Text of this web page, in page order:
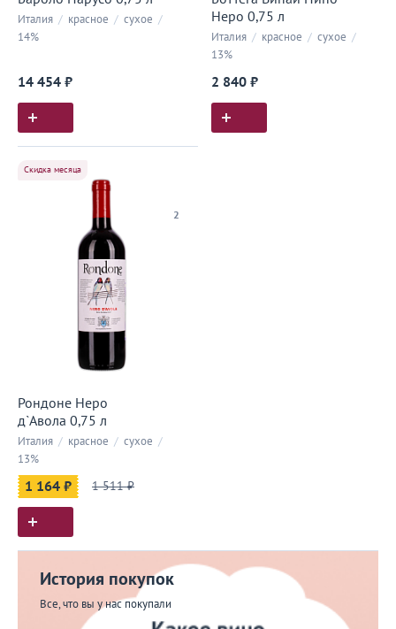
Италия / красное / сухое /
14%
14 454 ₽
Неро 0,75 л
Италия / красное / сухое /
13%
2 840 ₽
2
Скидка месяца
Рондоне Неро
д`Авола 0,75 л
Италия / красное / сухое /
13%
1 164 ₽ 1 511 ₽
История покупок
Все, что вы у нас покупали